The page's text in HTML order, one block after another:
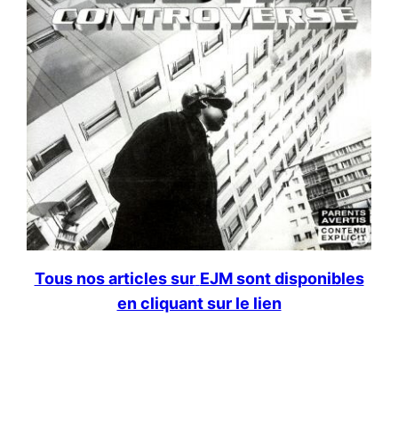
Tous nos articles sur EJM sont disponibles
en cliquant sur le lien